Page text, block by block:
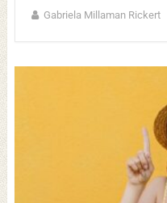
Gabriela Millaman Rickert